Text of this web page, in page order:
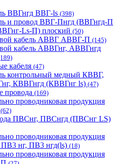
ВВГнгд ВВГ-ls (398)
и провод ВВГ-Пнгд (ВВГнгд-П
Ls-П) плоский (50)
кабель АВВГ АВВГ-П (145)
кабель АВВГнг, АВВГнгд
кабеля (47)
контрольный медный КВВГ,
КВВГнгд (КВВГнг ls) (47)
провода (169)
проводниковая продукция
(62)
ПВСнг, ПВСнгд (ПВСнг LS)
проводниковая продукция
нг, ПВ3 нгд(ls) (18)
проводниковая продукция